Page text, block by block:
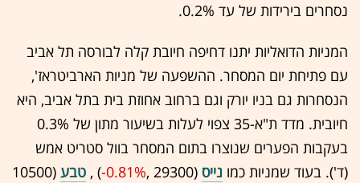
נסחרים בירידות של עד 0.2%.
המניות הדואליות יתנו דחיפה חיובת קלה לבורסה תל אביב
עם פתיחת יום המסחר. ההשפעה של מניות הארביטראז',
הנסחרות גם בניו יורק וגם ברחוב אחוזת בית בתל אביב, היא
חיובית. מדד ת"א-35 צפוי לעלות בשיעור מתון של 0.3%
בעקבות הפערים שנוצרו בתום המסחר בוול סטריט אמש
(ד'). בעוד שמניות כמו נייס (29300 ,‎
-0.81%
‏) , טבע (10500